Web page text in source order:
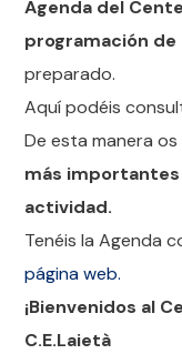
Agenda del
programación
preparado.
Aquí podéis
De esta manera
más importantes
actividad.
Tenéis la Agenda
página web.
¡Bienvenidos al
C.E.Laietà